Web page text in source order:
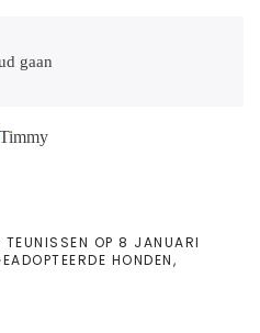
gaan
TEUNISSEN OP 8 JANUARI
HONDEN,